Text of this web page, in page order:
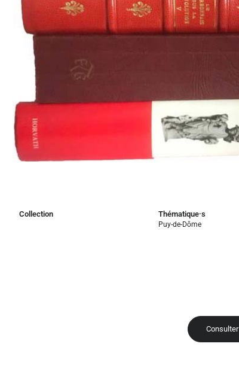
Collection Thématique·s
Puy-de-Dôme
Consulter